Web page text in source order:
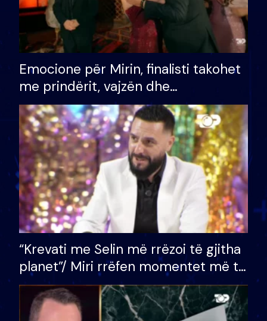
Emocione për Mirin, finalisti takohet
me prindërit, vajzën dhe
bashkëshorten: S’kemi ndonjë letër
divorci apo jo?
“Krevati me Selin më rrëzoi të gjitha
planet”/ Miri rrëfen momentet më të
bukura në shtëpinë e BB VIP: Do më
mungojë zilja e mëngjesit kur…